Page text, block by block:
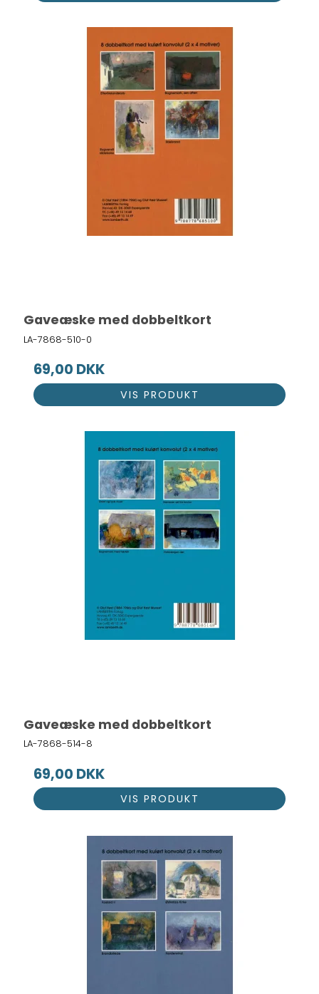
Gaveæske med dobbeltkort
LA-7868-510-0
69,00 DKK
VIS PRODUKT
Gaveæske med dobbeltkort
LA-7868-514-8
69,00 DKK
VIS PRODUKT